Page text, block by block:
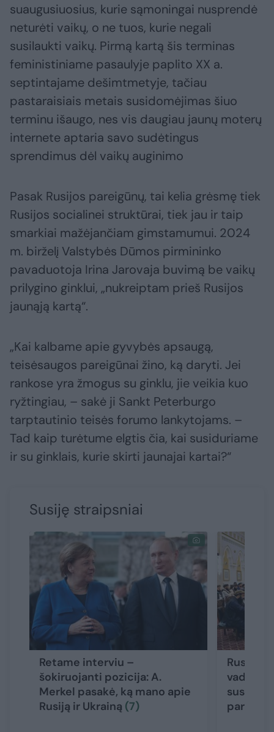
suaugusiuosius, kurie sąmoningai nusprendė
neturėti vaikų, o ne tuos, kurie negali
susilaukti vaikų. Pirmą kartą šis terminas
feministiniame pasaulyje paplito XX a.
septintajame dešimtmetyje, tačiau
pastaraisiais metais susidomėjimas šiuo
terminu išaugo, nes vis daugiau jaunų moterų
internete aptaria savo sudėtingus
sprendimus dėl vaikų auginimo
Pasak Rusijos pareigūnų, tai kelia grėsmę tiek
Rusijos socialinei struktūrai, tiek jau ir taip
smarkiai mažėjančiam gimstamumui. 2024
m. birželį Valstybės Dūmos pirmininko
pavaduotoja Irina Jarovaja buvimą be vaikų
prilygino ginklui, „nukreiptam prieš Rusijos
jaunąją kartą“.
„Kai kalbame apie gyvybės apsaugą,
teisėsaugos pareigūnai žino, ką daryti. Jei
rankose yra žmogus su ginklu, jie veikia kuo
ryžtingiau, – sakė ji Sankt Peterburgo
tarptautinio teisės forumo lankytojams. –
Tad kaip turėtume elgtis čia, kai susiduriame
ir su ginklais, kurie skirti jaunajai kartai?“
Susiję straipsniai
Retame interviu –
šokiruojanti pozicija: A.
Merkel pasakė, ką mano apie
Rusiją ir Ukrainą (7)
Rusijos
vadovas
susitiko